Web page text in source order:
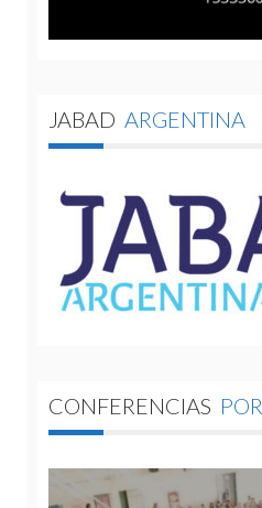
JABAD ARGENTINA
CONFERENCIAS POR